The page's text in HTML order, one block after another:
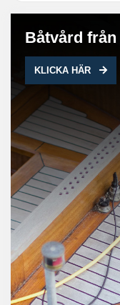
Båtvård från
KLICKA HÄR